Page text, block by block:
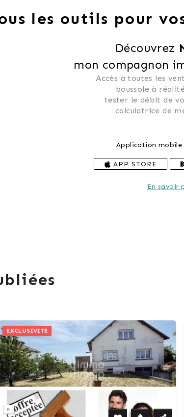
les outils pour
Découvrez
mon compagnon
Accès à toutes les
boussole à
tester le débit de
calculatrice de
Application mobile
APP STORE
En savoir
EXCLUSIVITÉ